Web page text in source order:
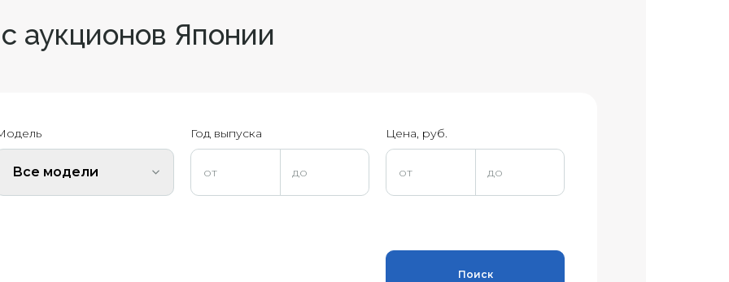
аукционов Японии
Все модели
Год выпуска Цена, руб.
Поиск